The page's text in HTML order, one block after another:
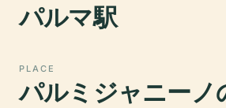
パルマ駅
PLACE
パルミジャニーノ